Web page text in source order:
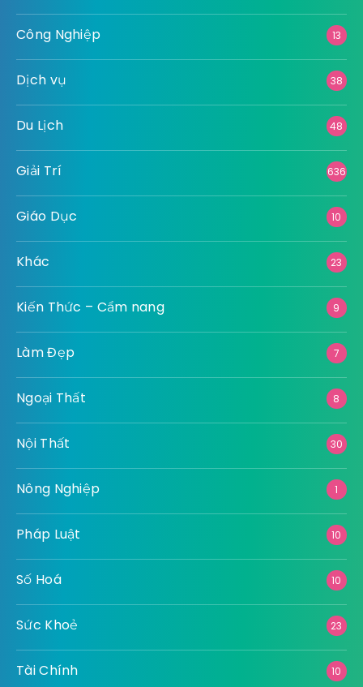
Công Nghiệp 13
Dịch vụ 38
Du Lịch 48
Giải Trí 636
Giáo Dục 10
Khác 23
Kiến Thức – Cẩm nang 9
Làm Đẹp 7
Ngoại Thất 8
Nội Thất 30
Nông Nghiệp 1
Pháp Luật 10
Số Hoá 10
Sức Khoẻ 23
Tài Chính 10